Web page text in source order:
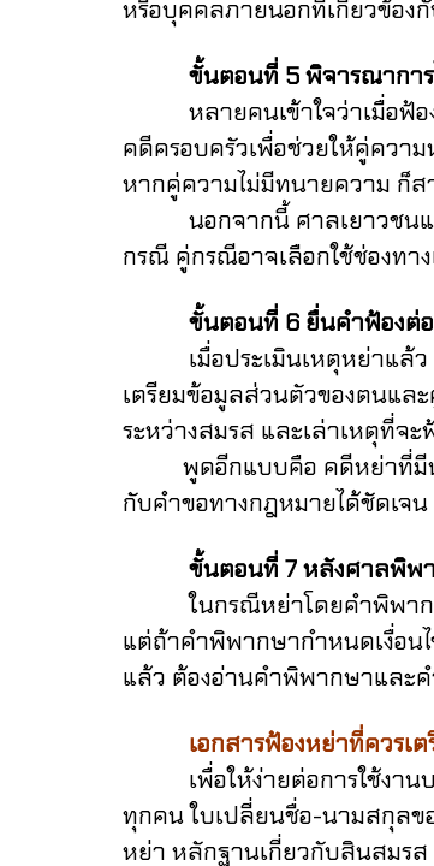
หรือบุคคลภายนอกที่เกี่ยวข้อง
ขั้นตอนที่ 5 พิจารณาการไ
หลายคนเข้าใจว่าเมื่อฟ้อง
คดีครอบครัวเพื่อช่วยให้คู่ความ
หากคู่ความไม่มีทนายความ ก็ส
นอกจากนี้ ศาลเยาวชนและ
กรณี คู่กรณีอาจเลือกใช้ช่องทา
ขั้นตอนที่ 6 ยื่นคำฟ้องต่อศ
เมื่อประเมินเหตุหย่าแล้ว เ
เตรียมข้อมูลส่วนตัวของตนแล
ระหว่างสมรส และเล่าเหตุที่จ
พูดอีกแบบคือ คดีหย่าที่มีน้ำห
กับคำขอทางกฎหมายได้ชัดเจ
ขั้นตอนที่ 7 หลังศาลพิพาก
ในกรณีหย่าโดยคำพิพากษา
แต่ถ้าคำพิพากษากำหนดเงื่อน
แล้ว ต้องอ่านคำพิพากษาและค
เอกสารฟ้องหย่าที่ควรเต
เพื่อให้ง่ายต่อการใช้งานบ
ทุกคนใบเปลี่ยนชื่อ-นามสกุลข
หย่า หลักฐานเกี่ยวกับสินสมรส